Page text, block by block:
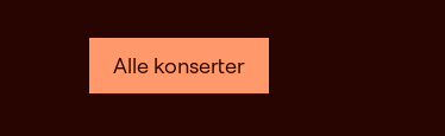
Alle konserter